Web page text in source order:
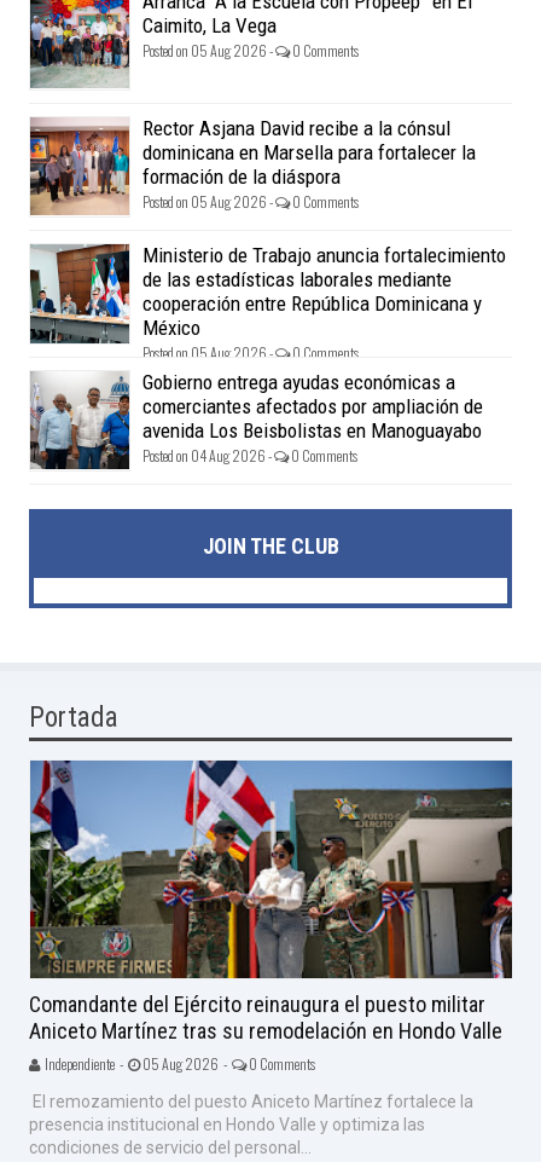
Caimito, La Vega
Posted on 05 Aug 2026 - 0 Comments
Rector Asjana David recibe a la cónsul
dominicana en Marsella para fortalecer la
formación de la diáspora
Posted on 05 Aug 2026 - 0 Comments
Ministerio de Trabajo anuncia fortalecimiento
de las estadísticas laborales mediante
cooperación entre República Dominicana y
México
Posted on 05 Aug 2026 - 0 Comments
Gobierno entrega ayudas económicas a
comerciantes afectados por ampliación de
avenida Los Beisbolistas en Manoguayabo
Posted on 04 Aug 2026 - 0 Comments
JOIN THE CLUB
Portada
Comandante del Ejército reinaugura el puesto militar
Aniceto Martínez tras su remodelación en Hondo Valle
Independiente - 05 Aug 2026 - 0 Comments
El remozamiento del puesto Aniceto Martínez fortalece la
presencia institucional en Hondo Valle y optimiza las
condiciones de servicio del personal...